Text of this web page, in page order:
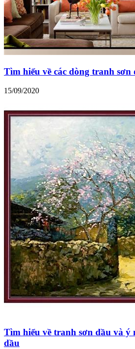
Tìm hiểu về các dòng tranh sơn
15/09/2020
Tìm hiểu về tranh sơn dầu và ý
dầu